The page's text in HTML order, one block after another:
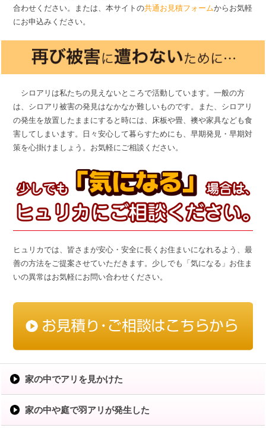
合わせください。または、本サイトの共通お見積フォームからお気軽
にお申込みください。
シロアリは私たちの見えないところで活動しています。一般の方
は、シロアリ被害の発見はなかなか難しいものです。また、シロアリ
の発生を放置したままにすると時には、床板や畳、襖や家具なども食
害してしまいます。日々安心して暮らすためにも、早期発見・早期対
策を心掛けましょう。お気軽にご相談ください。
ヒュリカでは、皆さまが安心・安全に長くお住まいになれるよう、最
善の方法をご提案させていただきます。少しでも「気になる」お住ま
いの異常はお気軽にお問い合わせください。
家の中でアリを見かけた
家の中や庭で羽アリが発生した